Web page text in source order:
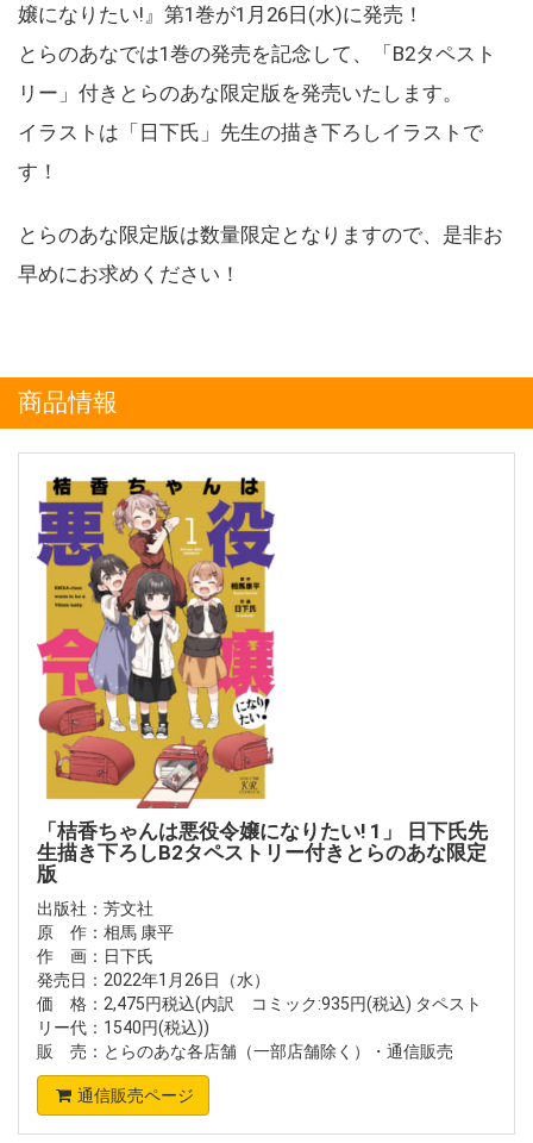
嬢になりたい!』第1巻が1月26日(水)に発売！
とらのあなでは1巻の発売を記念して、「B2タペスト
リー」付きとらのあな限定版を発売いたします。
イラストは「日下氏」先生の描き下ろしイラストで
す！
とらのあな限定版は数量限定となりますので、是非お
早めにお求めください！
商品情報
「桔香ちゃんは悪役令嬢になりたい! 1」 日下氏先
生描き下ろしB2タペストリー付きとらのあな限定
版
出版社：芳文社
原 作：相馬 康平
作 画：日下氏
発売日：2022年1月26日（水）
価 格：2,475円税込(内訳 コミック:935円(税込) タペスト
リー代：1540円(税込))
販 売：とらのあな各店舗（一部店舗除く）・通信販売
通信販売ページ